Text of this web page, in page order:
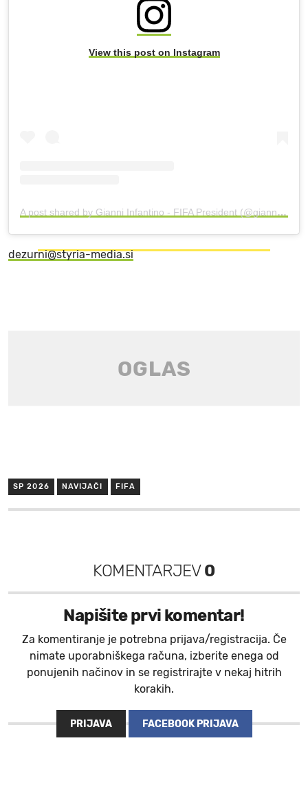
View this post on Instagram
A post shared by Gianni Infantino - FIFA President (@gianni_infantino)
dezurni@styria-media.si
SP 2026 NAVIJAČI FIFA
KOMENTARJEV0
Napišite prvi komentar!
Za komentiranje je potrebna prijava/registracija. Če
nimate uporabniškega računa, izberite enega od
ponujenih načinov in se registrirajte v nekaj hitrih
korakih.
PRIJAVA FACEBOOK PRIJAVA